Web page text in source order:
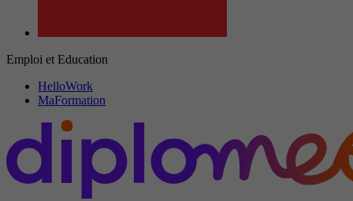
Emploi et Education
HelloWork
MaFormation